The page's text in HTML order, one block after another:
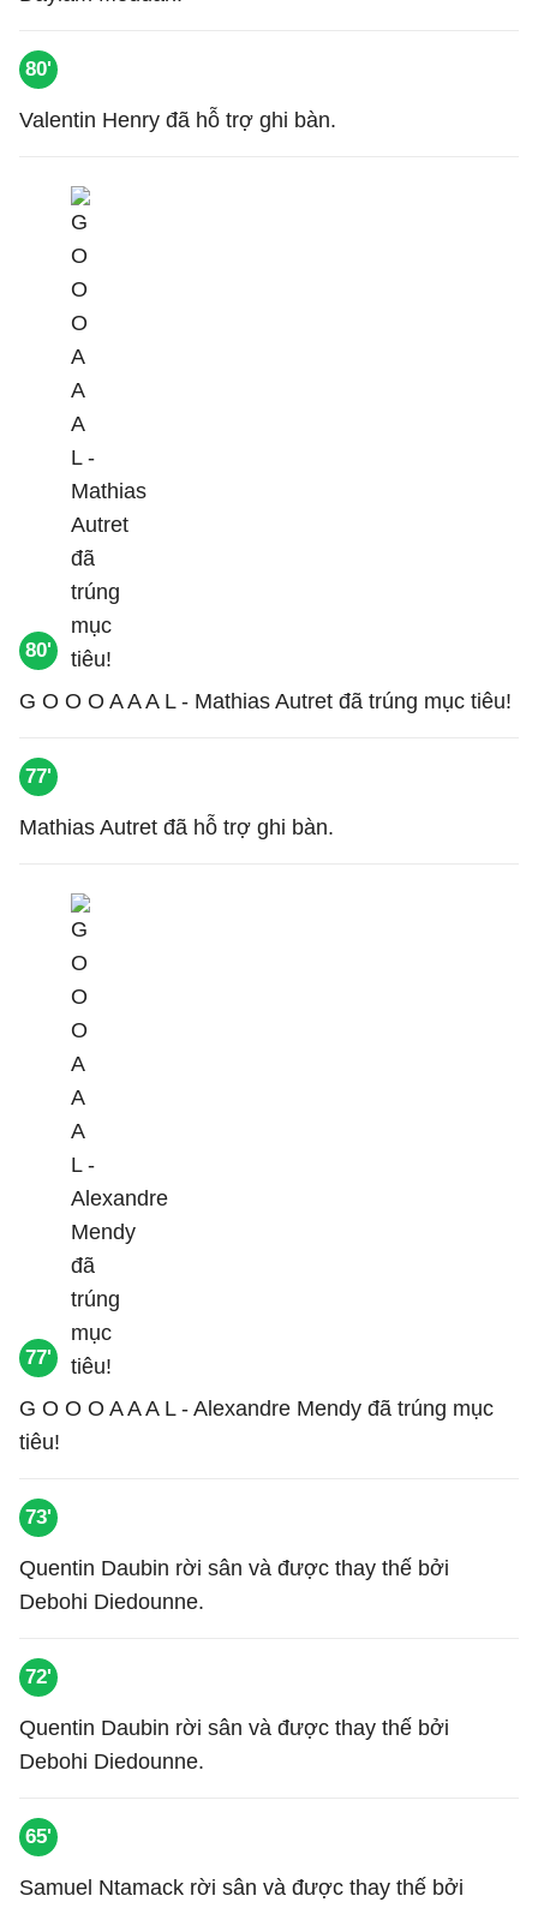
80'
Valentin Henry đã hỗ trợ ghi bàn.
80'
G O O O A A A L - Mathias Autret đã trúng mục tiêu!
77'
Mathias Autret đã hỗ trợ ghi bàn.
77'
G O O O A A A L - Alexandre Mendy đã trúng mục
tiêu!
73'
Quentin Daubin rời sân và được thay thế bởi
Debohi Diedounne.
72'
Quentin Daubin rời sân và được thay thế bởi
Debohi Diedounne.
65'
Samuel Ntamack rời sân và được thay thế bởi